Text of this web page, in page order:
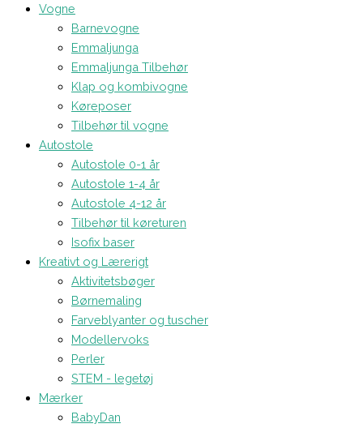
Vogne
Barnevogne
Emmaljunga
Emmaljunga Tilbehør
Klap og kombivogne
Køreposer
Tilbehør til vogne
Autostole
Autostole 0-1 år
Autostole 1-4 år
Autostole 4-12 år
Tilbehør til køreturen
Isofix baser
Kreativt og Lærerigt
Aktivitetsbøger
Børnemaling
Farveblyanter og tuscher
Modellervoks
Perler
STEM - legetøj
Mærker
BabyDan